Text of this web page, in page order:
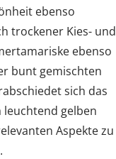
ebenso
trockener Kies- und
ebenso
bunt gemischten
sich das
gelben
Aspekte zu